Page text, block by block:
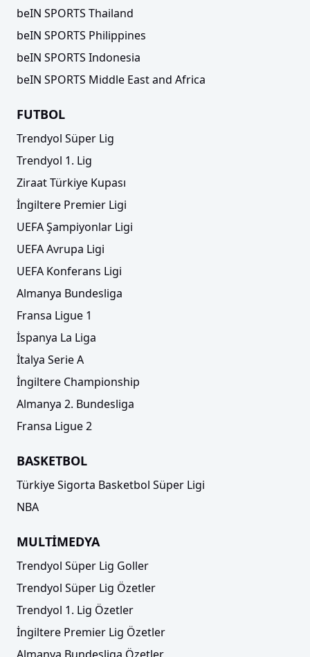
beIN SPORTS Thailand
beIN SPORTS Philippines
beIN SPORTS Indonesia
beIN SPORTS Middle East and Africa
FUTBOL
Trendyol Süper Lig
Trendyol 1. Lig
Ziraat Türkiye Kupası
İngiltere Premier Ligi
UEFA Şampiyonlar Ligi
UEFA Avrupa Ligi
UEFA Konferans Ligi
Almanya Bundesliga
Fransa Ligue 1
İspanya La Liga
İtalya Serie A
İngiltere Championship
Almanya 2. Bundesliga
Fransa Ligue 2
BASKETBOL
Türkiye Sigorta Basketbol Süper Ligi
NBA
MULTİMEDYA
Trendyol Süper Lig Goller
Trendyol Süper Lig Özetler
Trendyol 1. Lig Özetler
İngiltere Premier Lig Özetler